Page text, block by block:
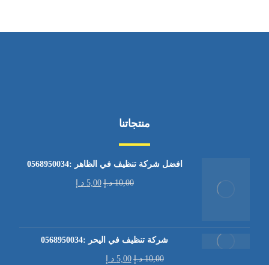
منتجاتنا
افضل شركة تنظيف في الظاهر :0568950034
10,00 د.إ 5,00 د.إ
شركة تنظيف في اليحر :0568950034
10,00 د.إ 5,00 د.إ